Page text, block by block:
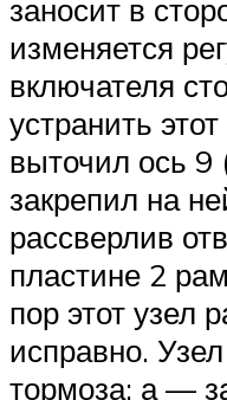
заносит в
изменяется
включателя
устранить
выточил ось 9
закрепил на
рассверлив
пластине 2
пор этот узел
исправно.
тормоза: а —